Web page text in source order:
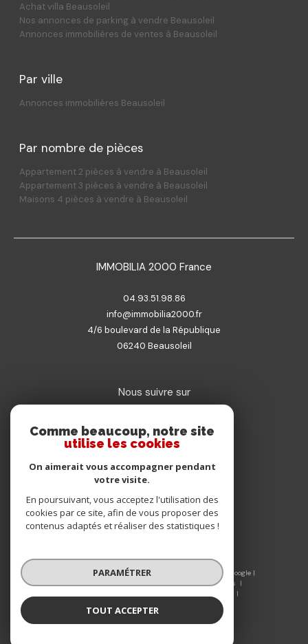
Achat villa Beausoleil
Nos annonces de parking à vendre Beausoleil
Annonces immobilières de ventes à Beausoleil
Par ville
Annonces immobilières Beausoleil
Par nombre de pièces
Appartement 2 pièces à vendre à Beausoleil
Appartement 3 pièces à vendre à Beausoleil
Maisons 4 pièces à vendre à Beausoleil
IMMOBILIA 2000 France
04.93.51.98.86
info@immobilia2000.fr
4/6 boulevard de la République
06240
beausoleil
Nous suivre sur
© 2026 | Tous droits réservés | Traduction powered by Google |
Nos honoraires
Plan du site
Mentions légales
Comme beaucoup, notre site
utilise les cookies
On aimerait vous accompagner pendant
votre visite.
En poursuivant, vous acceptez l'utilisation des
cookies par ce site, afin de vous proposer des
contenus adaptés et réaliser des statistiques !
PARAMÉTRER
TOUT ACCEPTER